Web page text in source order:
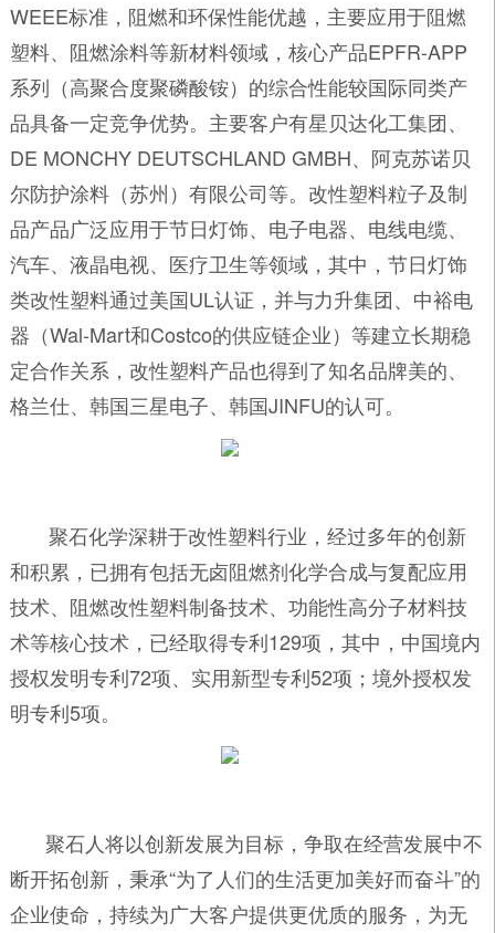
WEEE标准，阻燃和环保性能优越，主要应用于阻燃
塑料、阻燃涂料等新材料领域，核心产品EPFR-APP
系列（高聚合度聚磷酸铵）的综合性能较国际同类产
品具备一定竞争优势。主要客户有星贝达化工集团、
DE MONCHY DEUTSCHLAND GMBH、阿克苏诺贝
尔防护涂料（苏州）有限公司等。改性塑料粒子及制
品产品广泛应用于节日灯饰、电子电器、电线电缆、
汽车、液晶电视、医疗卫生等领域，其中，节日灯饰
类改性塑料通过美国UL认证，并与力升集团、中裕电
器（Wal-Mart和Costco的供应链企业）等建立长期稳
定合作关系，改性塑料产品也得到了知名品牌美的、
格兰仕、韩国三星电子、韩国JINFU的认可。
聚石化学深耕于改性塑料行业，经过多年的创新
和积累，已拥有包括无卤阻燃剂化学合成与复配应用
技术、阻燃改性塑料制备技术、功能性高分子材料技
术等核心技术，已经取得专利129项，其中，中国境内
授权发明专利72项、实用新型专利52项；境外授权发
明专利5项。
聚石人将以创新发展为目标，争取在经营发展中不
断开拓创新，秉承“为了人们的生活更加美好而奋斗”的
企业使命，持续为广大客户提供更优质的服务，为无